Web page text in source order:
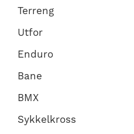
Terreng
Utfor
Enduro
Bane
BMX
Sykkelkross